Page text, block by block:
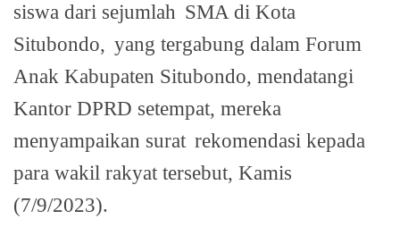
siswa dari sejumlah SMA di Kota
Situbondo, yang tergabung dalam Forum
Anak Kabupaten Situbondo, mendatangi
Kantor DPRD setempat, mereka
menyampaikan surat rekomendasi kepada
para wakil rakyat tersebut, Kamis
(7/9/2023).